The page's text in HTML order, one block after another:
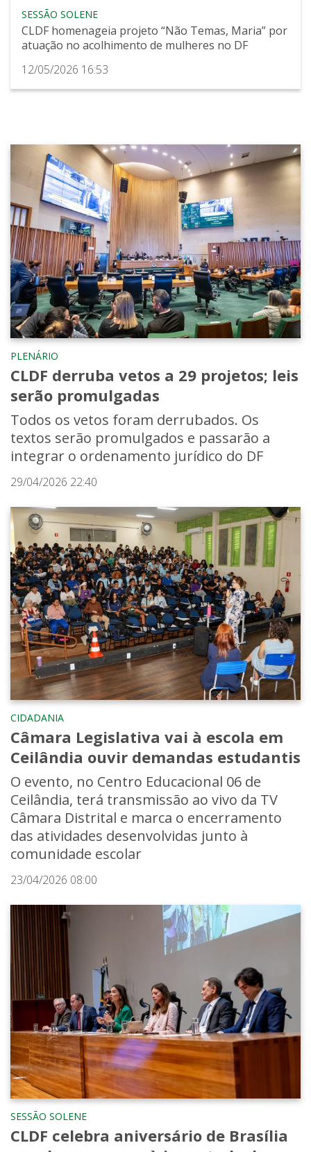
SESSÃO SOLENE
CLDF homenageia projeto “Não Temas, Maria” por
atuação no acolhimento de mulheres no DF
12/05/2026 16:53
PLENÁRIO
CLDF derruba vetos a 29 projetos; leis
serão promulgadas
Todos os vetos foram derrubados. Os
textos serão promulgados e passarão a
integrar o ordenamento jurídico do DF
29/04/2026 22:40
CIDADANIA
Câmara Legislativa vai à escola em
Ceilândia ouvir demandas estudantis
O evento, no Centro Educacional 06 de
Ceilândia, terá transmissão ao vivo da TV
Câmara Distrital e marca o encerramento
das atividades desenvolvidas junto à
comunidade escolar
23/04/2026 08:00
SESSÃO SOLENE
CLDF celebra aniversário de Brasília